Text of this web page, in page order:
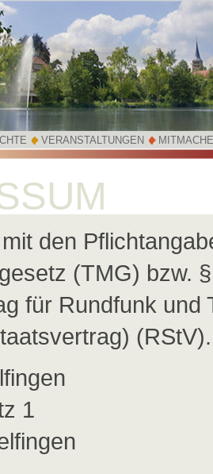
VERANSTALTUNGEN
den
(TMG) bzw.
für Rundfunk und
(RStV).
1